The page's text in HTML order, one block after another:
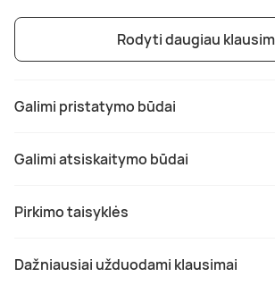
Galimi pristatymo būdai
Galimi atsiskaitymo būdai
Pirkimo taisyklės
Dažniausiai užduodami klausimai
Rodyti daugiau